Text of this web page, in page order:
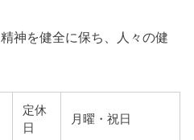
神を健全に保ち、人々の健
定休
日
月曜・祝日